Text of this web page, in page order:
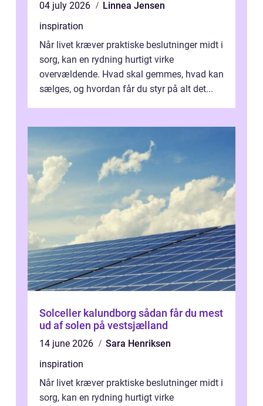
04 july 2026
Linnea Jensen
inspiration
Når livet kræver praktiske beslutninger midt i
sorg, kan en rydning hurtigt virke
overvældende. Hvad skal gemmes, hvad kan
sælges, og hvordan får du styr på alt det...
Solceller kalundborg sådan får du mest
ud af solen på vestsjælland
14 june 2026
Sara Henriksen
inspiration
Når livet kræver praktiske beslutninger midt i
sorg, kan en rydning hurtigt virke